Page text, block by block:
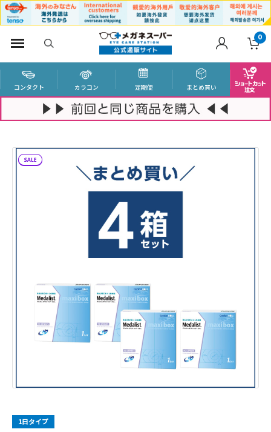
0
コンタクト カラコン 定期便 まとめ買い
1日タイプ